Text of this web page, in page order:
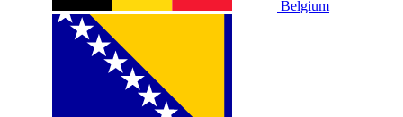
Belgium